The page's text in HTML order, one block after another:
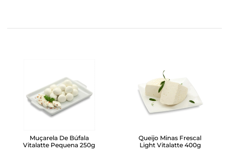
Muçarela De Búfala
Vitalatte Pequena 250g
Queijo Minas Frescal
Light Vitalatte 400g